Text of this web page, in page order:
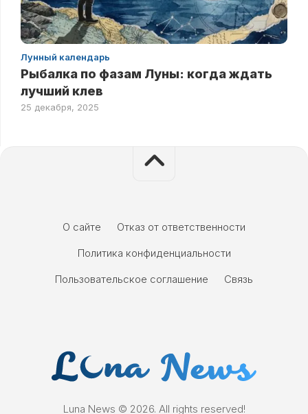
Лунный календарь
Рыбалка по фазам Луны: когда ждать
лучший клев
25 декабря, 2025
О сайте
Отказ от ответственности
Политика конфиденциальности
Пользовательское соглашение
Связь
Luna News © 2026. All rights reserved!